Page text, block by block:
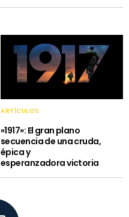
ARTÍCULOS
«1917»: El gran plano
secuencia de una cruda,
épica y
esperanzadora victoria